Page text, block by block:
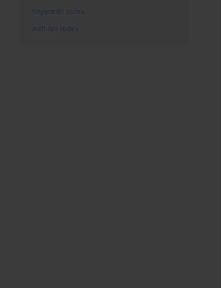
Keywords index
Authors index